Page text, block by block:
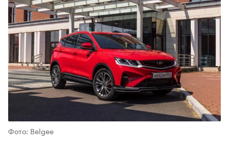
00:00 / 00:00
Фото: Belgee